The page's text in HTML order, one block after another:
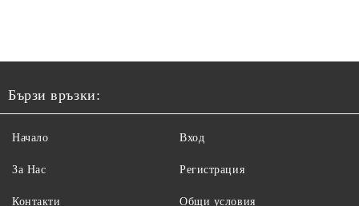
Бързи връзки:
Начало
За Нас
Контакти
Вход
Регистрация
Общи условия